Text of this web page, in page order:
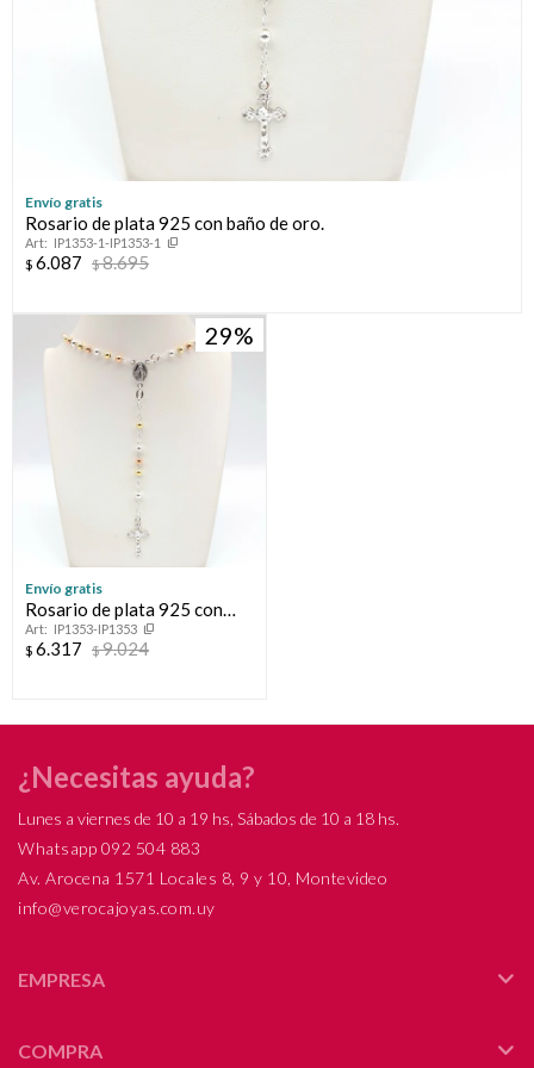
Envío gratis
Rosario de plata 925 con baño de oro.
IP1353-1-IP1353-1
$ 6.087 $8.695
29
Envío gratis
Rosario de plata 925 con
baño de oro.
IP1353-IP1353
$ 6.317 $9.024
¿Necesitas ayuda?
Lunes a viernes de 10 a 19 hs, Sábados de 10 a 18 hs.
Whatsapp 092 504 883
Av. Arocena 1571 Locales 8, 9 y 10, Montevideo
info@verocajoyas.com.uy
EMPRESA
COMPRA